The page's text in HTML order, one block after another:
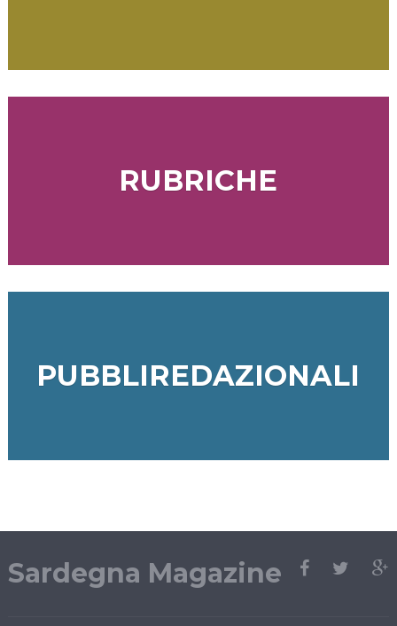
RUBRICHE
PUBBLIREDAZIONALI
Sardegna Magazine